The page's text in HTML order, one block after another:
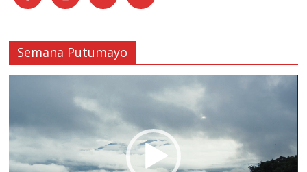
Semana Putumayo